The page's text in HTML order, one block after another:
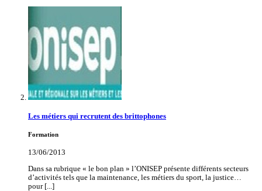
Les métiers qui recrutent des brittophones
Formation
13/06/2013
Dans sa rubrique « le bon plan » l’ONISEP présente différents secteurs
d’activités tels que la maintenance, les métiers du sport, la justice…
pour [...]